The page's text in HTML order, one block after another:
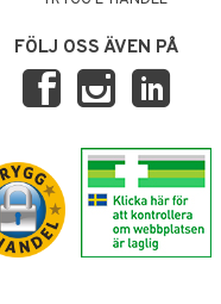
FÖLJ OSS ÄVEN PÅ